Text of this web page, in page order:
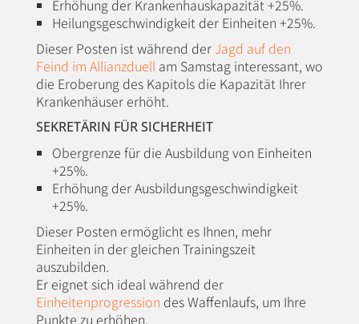
Erhöhung der Krankenhauskapazität +25%.
Heilungsgeschwindigkeit der Einheiten +25%.
Dieser Posten ist während der Jagd auf den
Feind im Allianzduell am Samstag interessant, wo
die Eroberung des Kapitols die Kapazität Ihrer
Krankenhäuser erhöht.
SEKRETÄRIN FÜR SICHERHEIT
Obergrenze für die Ausbildung von Einheiten
+25%.
Erhöhung der Ausbildungsgeschwindigkeit
+25%.
Dieser Posten ermöglicht es Ihnen, mehr
Einheiten in der gleichen Trainingszeit
auszubilden.
Er eignet sich ideal während der
Einheitenprogression des Waffenlaufs, um Ihre
Punkte zu erhöhen.